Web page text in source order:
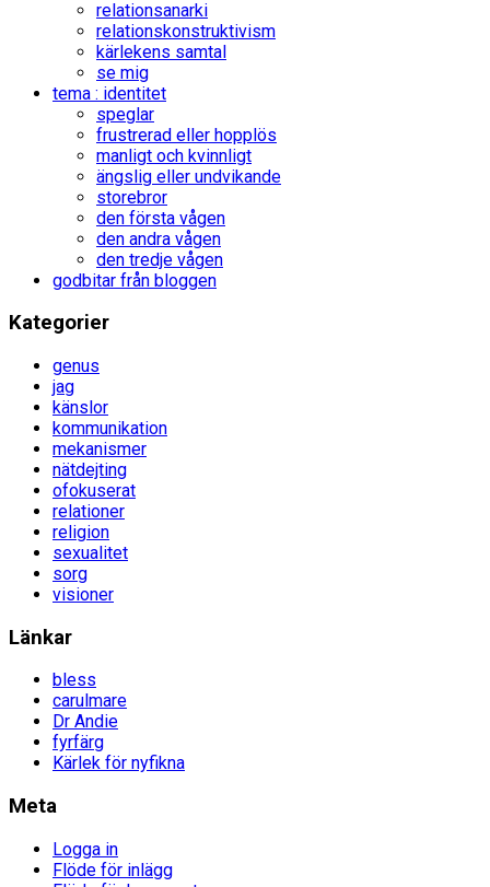
relationsanarki
relationskonstruktivism
kärlekens samtal
se mig
tema : identitet
speglar
frustrerad eller hopplös
manligt och kvinnligt
ängslig eller undvikande
storebror
den första vågen
den andra vågen
den tredje vågen
godbitar från bloggen
Kategorier
genus
jag
känslor
kommunikation
mekanismer
nätdejting
ofokuserat
relationer
religion
sexualitet
sorg
visioner
Länkar
bless
carulmare
Dr Andie
fyrfärg
Kärlek för nyfikna
Meta
Logga in
Flöde för inlägg